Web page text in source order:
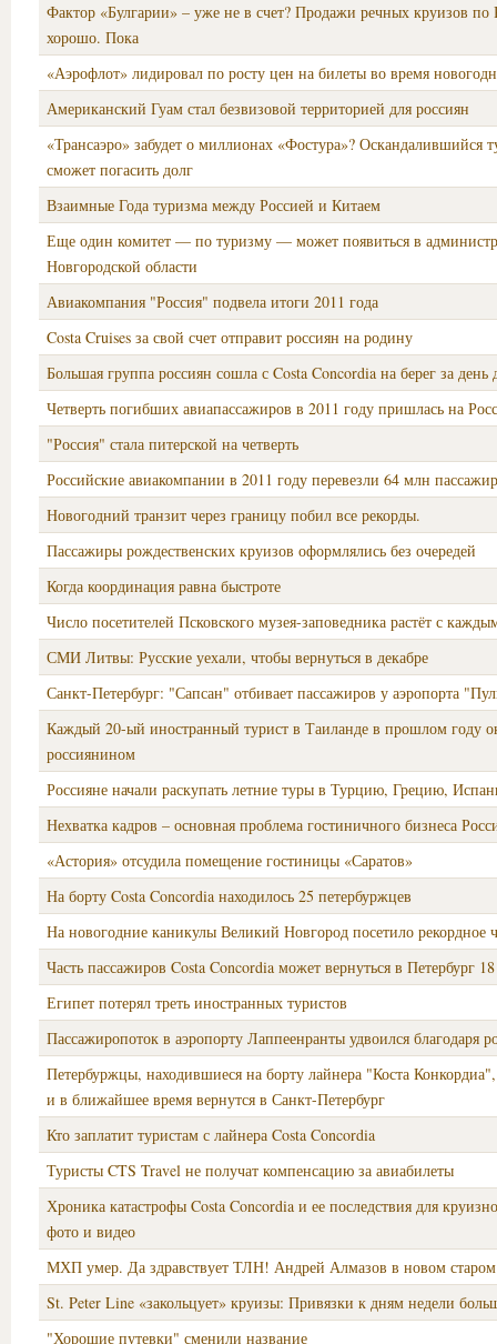
Фактор «Булгарии» – уже не в счет? Продажи речных круизов по
хорошо. Пока
«Аэрофлот» лидировал по росту цен на билеты во время
Американский Гуам стал безвизовой территорией для россиян
«Трансаэро» забудет о миллионах «Фостура»? Оскандалившийся
сможет погасить долг
Взаимные Года туризма между Россией и Китаем
Еще один комитет — по туризму — может появиться в
Новгородской области
Авиакомпания "Россия" подвела итоги 2011 года
Costa Cruises за свой счет отправит россиян на родину
Большая группа россиян сошла с Costa Concordia на берег за день
Четверть погибших авиапассажиров в 2011 году пришлась на
"Россия" стала питерской на четверть
Российские авиакомпании в 2011 году перевезли 64 млн
Новогодний транзит через границу побил все рекорды.
Пассажиры рождественских круизов оформлялись без очередей
Когда координация равна быстроте
Число посетителей Псковского музея-заповедника растёт с
СМИ Литвы: Русские уехали, чтобы вернуться в декабре
Санкт-Петербург: "Сапсан" отбивает пассажиров у аэропорта
Каждый 20-ый иностранный турист в Таиланде в прошлом году
россиянином
Россияне начали раскупать летние туры в Турцию, Грецию,
Нехватка кадров – основная проблема гостиничного бизнеса
«Астория» отсудила помещение гостиницы «Саратов»
На борту Costa Concordia находилось 25 петербуржцев
На новогодние каникулы Великий Новгород посетило рекордное
Часть пассажиров Costa Concordia может вернуться в Петербург
Египет потерял треть иностранных туристов
Пассажиропоток в аэропорту Лаппеенранты удвоился благодаря
Петербуржцы, находившиеся на борту лайнера "Коста
и в ближайшее время вернутся в Санкт-Петербург
Кто заплатит туристам с лайнера Costa Concordia
Туристы CTS Travel не получат компенсацию за авиабилеты
Хроника катастрофы Costa Concordia и ее последствия для
фото и видео
МХП умер. Да здравствует ТЛН! Андрей Алмазов в новом старом
St. Peter Line «закольцует» круизы: Привязки к дням недели
"Хорошие путевки" сменили название